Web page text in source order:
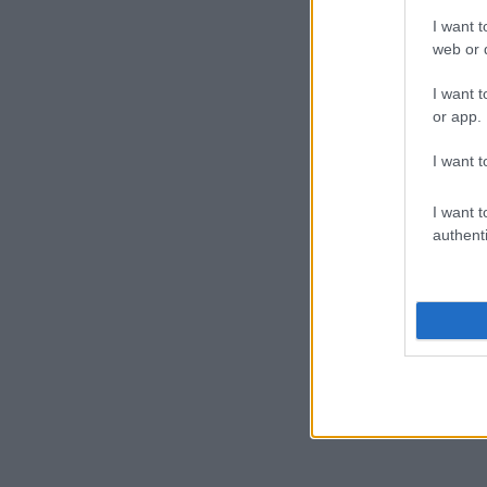
I want
web or
I want
or app.
I want
I want